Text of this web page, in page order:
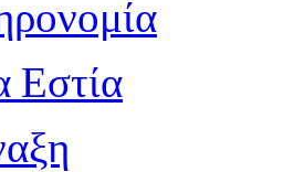
Εστία